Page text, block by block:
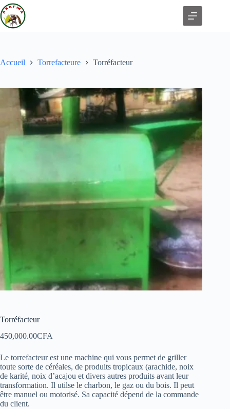
Accueil Torrefacteure Torréfacteur
Torréfacteur
450,000.00CFA
Le torrefacteur est une machine qui vous permet de griller
toute sorte de céréales, de produits tropicaux (arachide, noix
de karité, noix d’acajou et divers autres produits avant leur
transformation. Il utilse le charbon, le gaz ou du bois. Il peut
être manuel ou motorisé. Sa capacité dépend de la commande
du client.